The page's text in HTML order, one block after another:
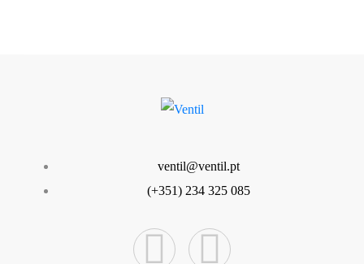
ventil@ventil.pt
(+351) 234 325 085